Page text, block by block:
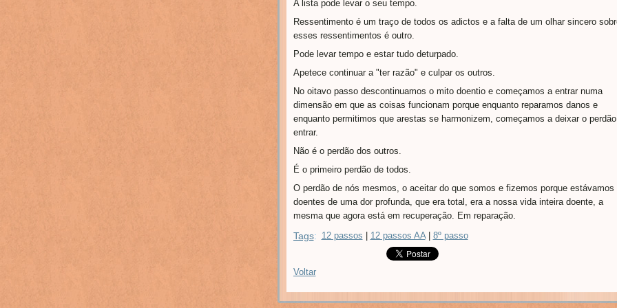
A lista pode levar o seu tempo.
Ressentimento é um traço de todos os adictos e a falta de um olhar sincero
esses ressentimentos é outro.
Pode levar tempo e estar tudo deturpado.
Apetece continuar a "ter razão" e culpar os outros.
No oitavo passo descontinuamos o mito doentio e começamos a entrar numa
dimensão em que as coisas funcionam porque enquanto reparamos danos e
enquanto permitimos que arestas se harmonizem, começamos a deixar o perdão
entrar.
Não é o perdão dos outros.
É o primeiro perdão de todos.
O perdão de nós mesmos, o aceitar do que somos e fizemos porque estávamos
doentes de uma dor profunda, que era total, era a nossa vida inteira doente, a
mesma que agora está em recuperação. Em reparação.
Tags: 12 passos 12 passos AA 8º passo
Voltar